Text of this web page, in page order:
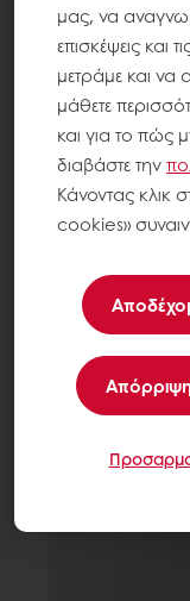
μας, να
επισκέψεις και
μετράμε και να
μάθετε
και για το πώς
διαβάστε την
Κάνοντας κλικ
cookies»